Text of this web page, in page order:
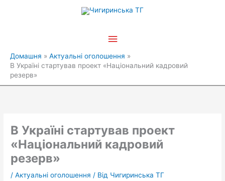
Головне
Домашня
Актуальні оголошення
В Україні стартував проект «Національний кадровий
резерв»
В Україні стартував проект
«Національний кадровий
резерв»
/Актуальні оголошення / Від Чигиринська ТГ